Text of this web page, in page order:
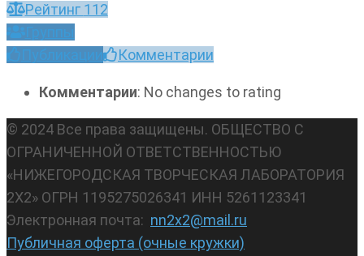
Рейтинг 112
Группы
Публикации
Комментарии
Комментарии: No changes to rating
© 2024 Все права защищены. ОБЩЕСТВО С
ОГРАНИЧЕННОЙ ОТВЕТСТВЕННОСТЬЮ
«НИЖЕГОРОДСКАЯ ТВОРЧЕСКАЯ ЛАБОРАТОРИЯ
2Х2» ОГРН 1195275026341 ИНН 5261123341
Электронная почта: nn2x2@mail.ru
Публичная оферта (очные кружки)